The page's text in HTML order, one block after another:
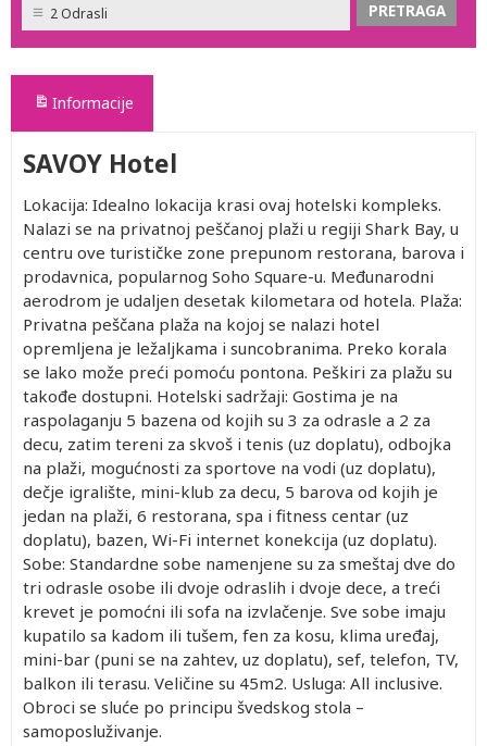
2 Odrasli
Informacije
SAVOY Hotel
Lokacija: Idealno lokacija krasi ovaj hotelski kompleks.
Nalazi se na privatnoj peščanoj plaži u regiji Shark Bay, u
centru ove turističke zone prepunom restorana, barova i
prodavnica, popularnog Soho Square-u. Međunarodni
aerodrom je udaljen desetak kilometara od hotela. Plaža:
Privatna peščana plaža na kojoj se nalazi hotel
opremljena je ležaljkama i suncobranima. Preko korala
se lako može preći pomoću pontona. Peškiri za plažu su
takođe dostupni. Hotelski sadržaji: Gostima je na
raspolaganju 5 bazena od kojih su 3 za odrasle a 2 za
decu, zatim tereni za skvoš i tenis (uz doplatu), odbojka
na plaži, mogućnosti za sportove na vodi (uz doplatu),
dečje igralište, mini-klub za decu, 5 barova od kojih je
jedan na plaži, 6 restorana, spa i fitness centar (uz
doplatu), bazen, Wi-Fi internet konekcija (uz doplatu).
Sobe: Standardne sobe namenjene su za smeštaj dve do
tri odrasle osobe ili dvoje odraslih i dvoje dece, a treći
krevet je pomoćni ili sofa na izvlačenje. Sve sobe imaju
kupatilo sa kadom ili tušem, fen za kosu, klima uređaj,
mini-bar (puni se na zahtev, uz doplatu), sef, telefon, TV,
balkon ili terasu. Veličine su 45m2. Usluga: All inclusive.
Obroci se sluće po principu švedskog stola –
samoposluživanje.